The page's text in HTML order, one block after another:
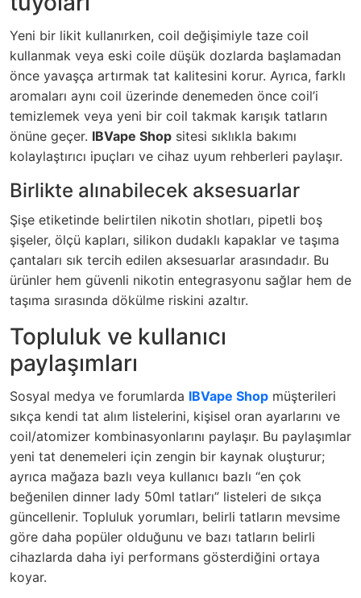
Yeni bir likit kullanırken, coil değişimiyle taze coil
kullanmak veya eski coile düşük dozlarda başlamadan
önce yavaşça artırmak tat kalitesini korur. Ayrıca, farklı
aromaları aynı coil üzerinde denemeden önce coil’i
temizlemek veya yeni bir coil takmak karışık tatların
önüne geçer. IBVape Shop sitesi sıklıkla bakımı
kolaylaştırıcı ipuçları ve cihaz uyum rehberleri paylaşır.
Birlikte alınabilecek aksesuarlar
Şişe etiketinde belirtilen nikotin shotları, pipetli boş
şişeler, ölçü kapları, silikon dudaklı kapaklar ve taşıma
çantaları sık tercih edilen aksesuarlar arasındadır. Bu
ürünler hem güvenli nikotin entegrasyonu sağlar hem de
taşıma sırasında dökülme riskini azaltır.
Topluluk ve kullanıcı
paylaşımları
Sosyal medya ve forumlarda IBVape Shop müşterileri
sıkça kendi tat alım listelerini, kişisel oran ayarlarını ve
coil/atomizer kombinasyonlarını paylaşır. Bu paylaşımlar
yeni tat denemeleri için zengin bir kaynak oluşturur;
ayrıca mağaza bazlı veya kullanıcı bazlı “en çok
beğenilen dinner lady 50ml tatları” listeleri de sıkça
güncellenir. Topluluk yorumları, belirli tatların mevsime
göre daha popüler olduğunu ve bazı tatların belirli
cihazlarda daha iyi performans gösterdiğini ortaya
koyar.